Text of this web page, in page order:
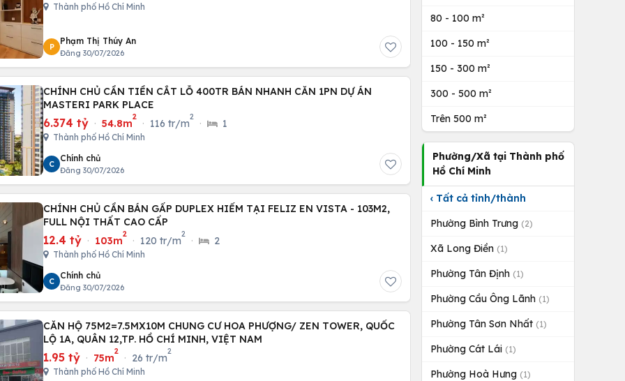
Thành phố Hồ Chí Minh
P
Phạm Thị Thúy An
Đăng 30/07/2026
CHÍNH CHỦ CẦN TIỀN CẮT LỖ 400TR BÁN NHANH CĂN 1PN DỰ ÁN
MASTERI PARK PLACE
6.374 tỷ · 54.8m
2
· 116 tr/m
2
· 1
Thành phố Hồ Chí Minh
C
Chính chủ
Đăng 30/07/2026
CHÍNH CHỦ CẦN BÁN GẤP DUPLEX HIẾM TẠI FELIZ EN VISTA - 103M2,
FULL NỘI THẤT CAO CẤP
12.4 tỷ · 103m
2
· 120 tr/m
2
· 2
Thành phố Hồ Chí Minh
C
Chính chủ
Đăng 30/07/2026
CĂN HỘ 75M2=7.5MX10M CHUNG CƯ HOA PHƯỢNG/ ZEN TOWER, QUỐC
LỘ 1A, QUÂN 12,TP. HỒ CHÍ MINH, VIỆT NAM
1.95 tỷ · 75m
2
· 26 tr/m
2
Thành phố Hồ Chí Minh
80 - 100 m²
100 - 150 m²
150 - 300 m²
300 - 500 m²
Trên 500 m²
Phường/Xã tại Thành phố
Hồ Chí Minh
‹ Tất cả tỉnh/thành
Phường Bình Trưng (2)
Xã Long Điền (1)
Phường Tân Định (1)
Phường Cầu Ông Lãnh (1)
Phường Tân Sơn Nhất (1)
Phường Cát Lái (1)
Phường Hoà Hưng (1)